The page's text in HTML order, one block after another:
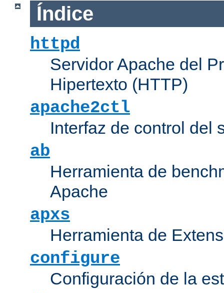
Índice
httpd
Servidor Apache del
Hipertexto (HTTP)
apache2ctl
Interfaz de control del
ab
Herramienta de
Apache
apxs
Herramienta de
configure
Configuración de la